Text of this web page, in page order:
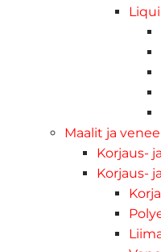
Maalit ja
Korjaus-
Korjaus-